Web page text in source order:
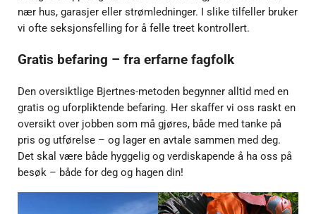
nær hus, garasjer eller strømledninger. I slike tilfeller bruker
vi ofte seksjonsfelling for å felle treet kontrollert.
Gratis befaring – fra erfarne fagfolk
Den oversiktlige Bjertnes-metoden begynner alltid med en
gratis og uforpliktende befaring. Her skaffer vi oss raskt en
oversikt over jobben som må gjøres, både med tanke på
pris og utførelse – og lager en avtale sammen med deg.
Det skal være både hyggelig og verdiskapende å ha oss på
besøk – både for deg og hagen din!